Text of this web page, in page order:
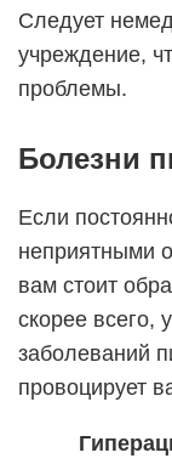
Следует
учреждение,
проблемы.
Болезни
Если
неприятными
вам стоит
скорее всего,
заболеваний
провоцирует